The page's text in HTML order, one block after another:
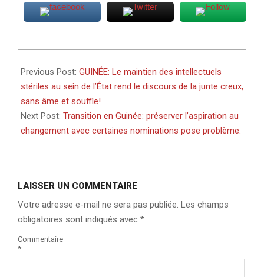
10-
28
Previous Post: GUINÉE: Le maintien des intellectuels
stériles au sein de l’État rend le discours de la junte creux,
sans âme et souffle!
Next Post: Transition en Guinée: préserver l’aspiration au
changement avec certaines nominations pose problème.
LAISSER UN COMMENTAIRE
Votre adresse e-mail ne sera pas publiée. Les champs
obligatoires sont indiqués avec *
Commentaire
*